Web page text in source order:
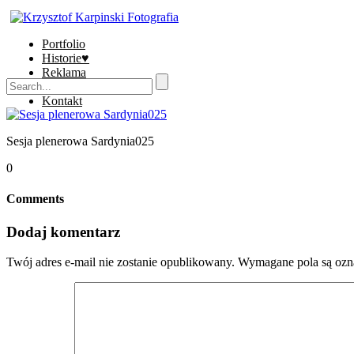
Portfolio
Historie♥
Reklama
Sklep
Kontakt
Sesja plenerowa Sardynia025
0
Comments
Dodaj komentarz
Twój adres e-mail nie zostanie opublikowany. Wymagane pola są